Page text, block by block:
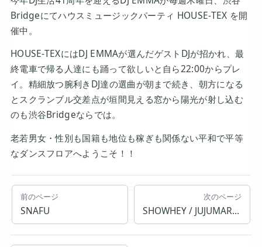
Bridgeにてハウスミュージックパーティ HOUSE-TEX を開
催中。
HOUSE-TEXにはDJ EMMAが選んだゲストDJが招かれ、最
終電車で帰る人達にも踊って欲しいと自ら22:00からプレ
イ。精細放つ腕利きDJ達の選曲が朝まで続き、朝方になる
とスクランブル交差点が垣間見える窓から陽光が射し込む
のも渋谷Bridgeならでは。
老若男女・性別も国籍も地位も稼ぎも関係ない平和で平等
なダンスフロアへようこそ！！
前のページ
SNAFU
次のページ
SHOWHEY / JUJUMARU / shochan